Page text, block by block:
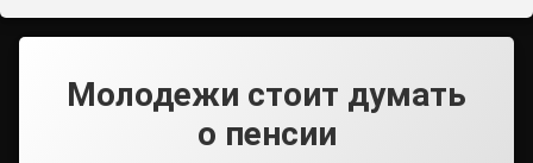
Молодежи стоит думать
о пенсии